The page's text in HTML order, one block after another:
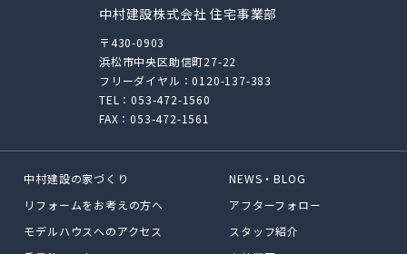
中村建設株式会社 住宅事業部
〒430-0903
浜松市中央区助信町27-22
フリーダイヤル：0120-137-383
TEL：053-472-1560
FAX：053-472-1561
中村建設の家づくり
リフォームをお考えの方へ
モデルハウスへのアクセス
NEWS・BLOG
アフターフォロー
スタッフ紹介